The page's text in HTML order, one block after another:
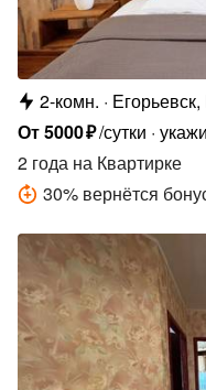
2-комн.
От5000₽/сутки
2 года на Квартирке
30% вернётся